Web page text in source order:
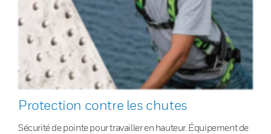
Protection contre les chutes
Sécurité de pointe pour travailler en hauteur. Équipement de